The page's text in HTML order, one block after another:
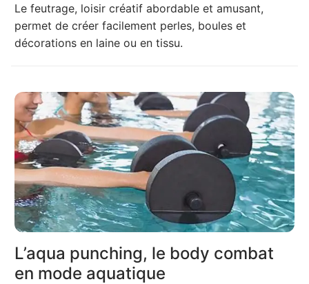
Le feutrage, loisir créatif abordable et amusant,
permet de créer facilement perles, boules et
décorations en laine ou en tissu.
L’aqua punching, le body combat
en mode aquatique